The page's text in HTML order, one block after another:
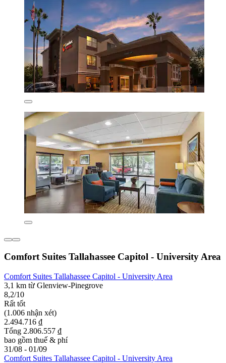
Comfort Suites Tallahassee Capitol - University Area
Comfort Suites Tallahassee Capitol - University Area
3,1 km từ Glenview-Pinegrove
8,2/10
Rất tốt
(1.006 nhận xét)
2.494.716 ₫
Tổng 2.806.557 ₫
bao gồm thuế & phí
31/08 - 01/09
Comfort Suites Tallahassee Capitol - University Area